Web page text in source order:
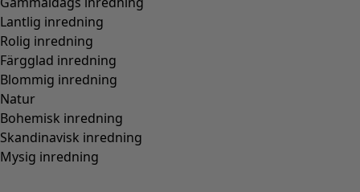
Lantlig inredning
Rolig inredning
Färgglad inredning
Blommig inredning
Natur
Bohemisk inredning
Skandinavisk inredning
Mysig inredning